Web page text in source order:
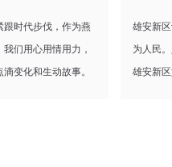
雄安新区认真践行人民城市理念，坚持
为人民。人民日报、人民网通过镜头捕
雄安新区如何诠释人民城市建设的温度